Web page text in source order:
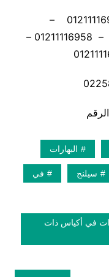
موبايل: 01211116954 – 01211116955 –
01211116956 – 01211116957 – 01211116958 –
البهارات
سيلنج في
في أكياس ذات